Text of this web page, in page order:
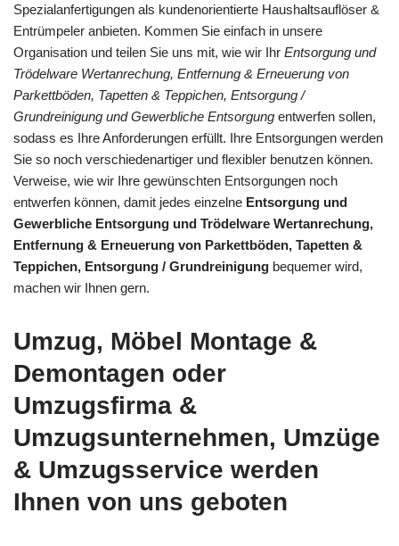
Spezialanfertigungen als kundenorientierte Haushaltsauflöser &
Entrümpeler anbieten. Kommen Sie einfach in unsere
Organisation und teilen Sie uns mit, wie wir Ihr Entsorgung und
Trödelware Wertanrechung, Entfernung & Erneuerung von
Parkettböden, Tapetten & Teppichen, Entsorgung /
Grundreinigung und Gewerbliche Entsorgung entwerfen sollen,
sodass es Ihre Anforderungen erfüllt. Ihre Entsorgungen werden
Sie so noch verschiedenartiger und flexibler benutzen können.
Verweise, wie wir Ihre gewünschten Entsorgungen noch
entwerfen können, damit jedes einzelne Entsorgung und
Gewerbliche Entsorgung und Trödelware Wertanrechung,
Entfernung & Erneuerung von Parkettböden, Tapetten &
Teppichen, Entsorgung / Grundreinigung bequemer wird,
machen wir Ihnen gern.
Umzug, Möbel Montage &
Demontagen oder
Umzugsfirma &
Umzugsunternehmen, Umzüge
& Umzugsservice werden
Ihnen von uns geboten